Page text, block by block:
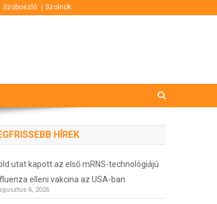
Szoboszló Szolnok
HÍREK
utat kapott az első mRNS-technológiájú
elleni vakcina az USA-ban
6, 2026